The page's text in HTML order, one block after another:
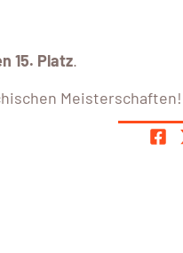
15. Platz.